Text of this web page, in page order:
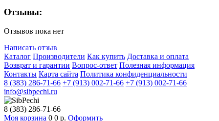
Отзывы:
Отзывов пока нет
Написать отзыв
Каталог Производители Как купить Доставка и оплата
Возврат и гарантии Вопрос-ответ Полезная информация
Контакты Карта сайта Политика конфиденциальности
8 (383) 286-71-66 +7 (913) 002-71-66 +7 (913) 002-71-66
info@sibpechi.ru
8 (383) 286-71-66
Моя корзина 0 0 р. Оформить